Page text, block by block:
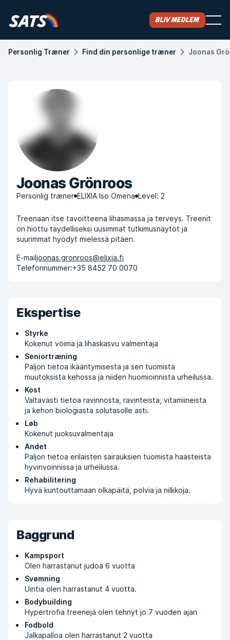
Bliv medlem
Personlig Træner Find din personlige træner Joonas
Joonas Grönroos
Personlig træner ELIXIA Iso Omena Level: 2
Treenaan itse tavoitteena lihasmassa ja terveys. Treenit
on hiottu täydelliseksi uusimmat tutkimusnäytöt ja
suurimmat hyödyt mielessä pitäen.
E-mailjoonas.gronroos@elixia.fi
Telefonnummer:+35 8452 70 0070
Ekspertise
Styrke
Kokenut voima ja lihaskasvu valmentaja
Seniortræning
Paljon tietoa ikääntymisestä ja sen tuomista
muutoksista kehossa ja niiden huomioinnista urheilussa.
Kost
Valtavasti tietoa ravinnosta, ravinteista, vitamiineista
ja kehon biologiasta solutasolle asti.
Løb
Kokenut juoksuvalmentaja
Andet
Paljon tietoa erilaisten sairauksien tuomista haasteista
hyvinvoinnissa ja urheilussa.
Rehabilitering
Hyvä kuntouttamaan olkapäitä, polvia ja nilkkoja.
Baggrund
Kampsport
Olen harrastanut judoa 6 vuotta
Svømning
Uintia olen harrastanut 4 vuotta.
Bodybuilding
Hypertrofia treenejä olen tehnyt jo 7 vuoden ajan
Fodbold
Jalkapalloa olen harrastanut 2 vuotta